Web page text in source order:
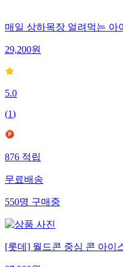
매일 상하목장 얼려먹는 아
29,200원
5.0
(1)
876적립
무료배송
550명구매중
[롯데] 월드콘 중심 콘 아이